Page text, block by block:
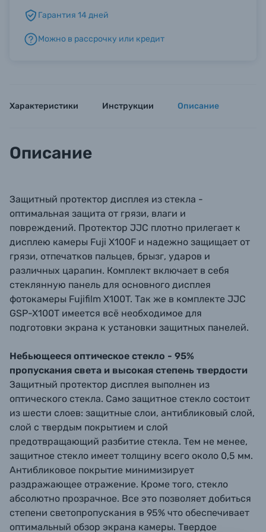
Б/У фототехника (Комиссионные товары)
Гарантия 14 дней
Можно в рассрочку или кредит
Характеристики Инструкции Описание
Описание
Защитный протектор дисплея из стекла -
оптимальная защита от грязи, влаги и
повреждений. Протектор JJC плотно прилегает к
дисплею камеры Fuji X100F и надежно защищает от
грязи, отпечатков пальцев, брызг, ударов и
различных царапин. Комплект включает в себя
стеклянную панель для основного дисплея
фотокамеры Fujifilm X100T. Так же в комплекте JJC
GSP-X100T имеется всё необходимое для
подготовки экрана к установки защитных панелей.
Небьющееся оптическое стекло - 95%
пропускания света и высокая степень твердости
Защитный протектор дисплея выполнен из
оптического стекла. Само защитное стекло состоит
из шести слоев: защитные слои, антибликовый слой,
слой с твердым покрытием и слой
предотвращающий разбитие стекла. Тем не менее,
защитное стекло имеет толщину всего около 0,5 мм.
Антибликовое покрытие минимизирует
раздражающее отражение. Кроме того, стекло
абсолютно прозрачное. Все это позволяет добиться
степени светопропускания в 95% что обеспечивает
оптимальный обзор экрана камеры. Твердое